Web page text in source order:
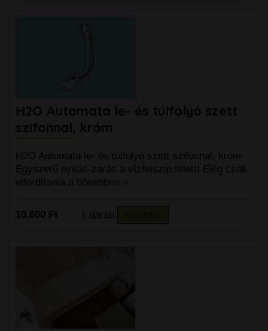
H2O Automata le- és túlfolyó szett
szifonnal, króm
H2O Automata le- és túlfolyó szett szifonnal, króm
Egyszerű nyitás-zárás a vízfelszín felett! Elég csak
elfordítania a bővebben »
10.600 Ft darab